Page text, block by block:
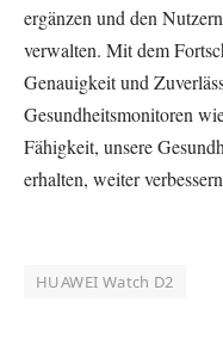
ergänzen und den
verwalten. Mit dem
Genauigkeit und
Gesundheitsmonitoren
Fähigkeit, unsere
erhalten, weiter
HUAWEI Watch D2